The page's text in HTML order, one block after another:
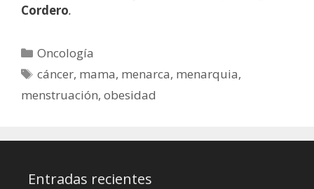
Cordero.
Categorías
Oncología
Etiquetas
cáncer, mama, menarca, menarquia,
menstruación, obesidad
Entradas recientes